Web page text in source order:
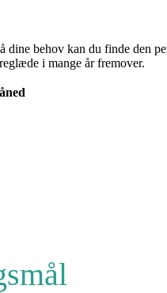
behov kan du finde den
i mange år fremover.